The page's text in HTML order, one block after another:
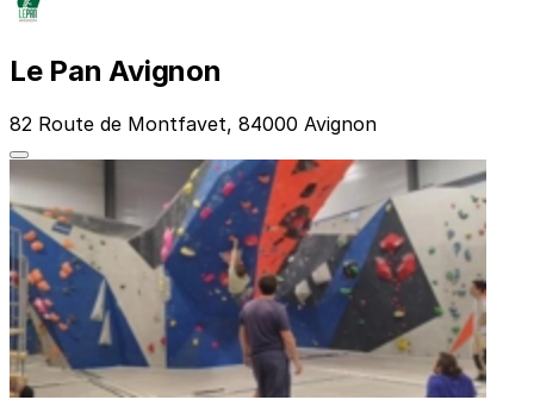
Le Pan Avignon
82 Route de Montfavet, 84000 Avignon